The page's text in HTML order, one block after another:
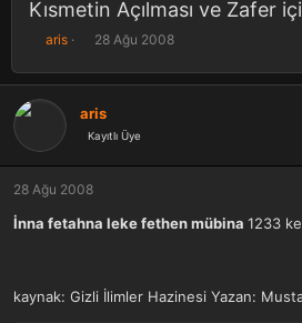
Kısmetin Açılması ve Zafer
K
n
b
a
ş
a
aris
B
ş
a
n
t
h
28 Ağu 2008
aris
Kayıtlı Üye
28 Ağu 2008
İnna fetahna leke fethen mübina 1233
kaynak: Gizli İlimler Hazinesi Yazan: